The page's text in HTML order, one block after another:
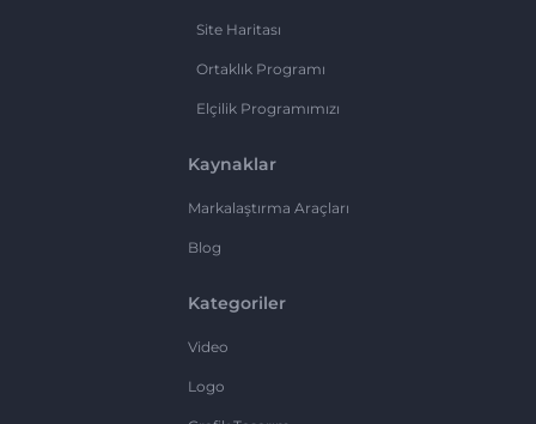
Site Haritası
Ortaklık Programı
Elçilik Programımızı
Kaynaklar
Markalaştırma Araçları
Blog
Kategoriler
Video
Logo